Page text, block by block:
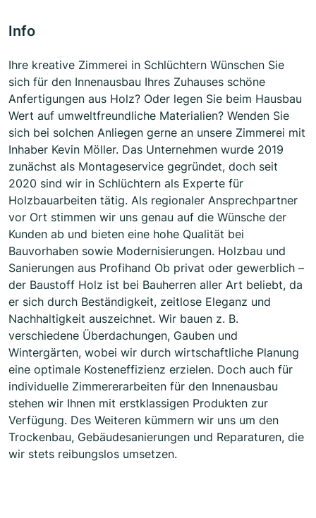
Info
Ihre kreative Zimmerei in Schlüchtern Wünschen Sie
sich für den Innenausbau Ihres Zuhauses schöne
Anfertigungen aus Holz? Oder legen Sie beim Hausbau
Wert auf umweltfreundliche Materialien? Wenden Sie
sich bei solchen Anliegen gerne an unsere Zimmerei mit
Inhaber Kevin Möller. Das Unternehmen wurde 2019
zunächst als Montageservice gegründet, doch seit
2020 sind wir in Schlüchtern als Experte für
Holzbauarbeiten tätig. Als regionaler Ansprechpartner
vor Ort stimmen wir uns genau auf die Wünsche der
Kunden ab und bieten eine hohe Qualität bei
Bauvorhaben sowie Modernisierungen. Holzbau und
Sanierungen aus Profihand Ob privat oder gewerblich –
der Baustoff Holz ist bei Bauherren aller Art beliebt, da
er sich durch Beständigkeit, zeitlose Eleganz und
Nachhaltigkeit auszeichnet. Wir bauen z. B.
verschiedene Überdachungen, Gauben und
Wintergärten, wobei wir durch wirtschaftliche Planung
eine optimale Kosteneffizienz erzielen. Doch auch für
individuelle Zimmererarbeiten für den Innenausbau
stehen wir Ihnen mit erstklassigen Produkten zur
Verfügung. Des Weiteren kümmern wir uns um den
Trockenbau, Gebäudesanierungen und Reparaturen, die
wir stets reibungslos umsetzen.